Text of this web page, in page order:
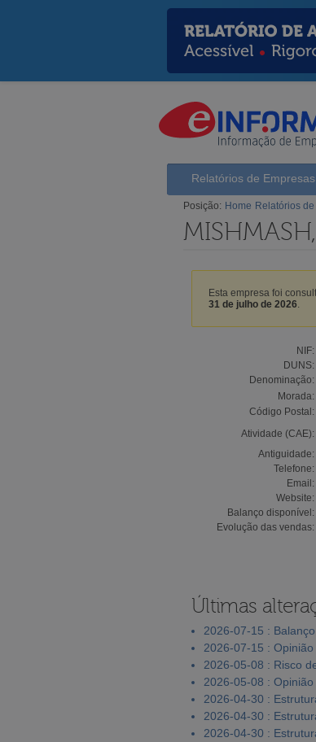
Relatórios de Empresas
Posição: Home Relatórios
Esta empresa foi
31 de julho de 2026
NIF:
DUNS:
Denominação:
Morada:
Código Postal:
Atividade (CAE):
Antiguidade:
Telefone:
Email:
Website:
Balanço disponível:
Evolução das vendas:
Últimas
2026-07-15 :
2026-07-15 :
2026-05-08 : Risco
2026-05-08 :
2026-04-30 :
2026-04-30 :
2026-04-30 :